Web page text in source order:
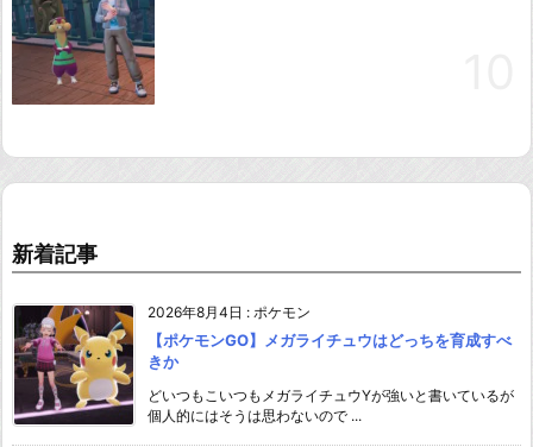
新着記事
2026年8月4日 : ポケモン
【ポケモンGO】メガライチュウはどっちを育成すべ
きか
どいつもこいつもメガライチュウYが強いと書いているが
個人的にはそうは思わないので ...